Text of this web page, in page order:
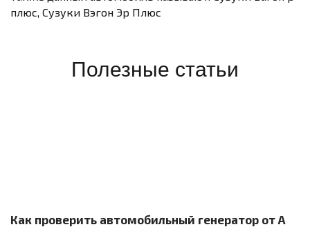
плюс, Сузуки Вэгон Эр Плюс
Полезные статьи
Как проверить автомобильный генератор от А